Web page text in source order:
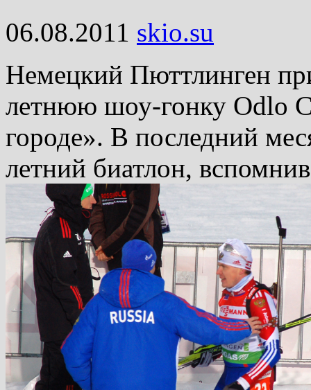
06.08.2011 skio.su
Немецкий Пюттлинген
летнюю шоу-гонку Odlo
городе». В последний
летний биатлон,